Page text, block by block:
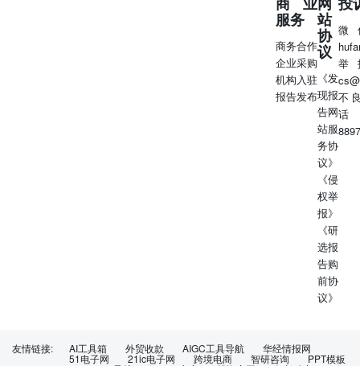
做出修改，投资者应当自行关注相应的更新或修改。 本报告
资及服务可能不适合个别客户，不构成客户私人咨询建议。
下，本报告中的信息或所表述的意见均不构成对任何人的投
任何情况下，本公司、本公司员工或者关联机构不承诺投资
利，不与投资者分享投资收益，也不对任何人因使用本报告
容所引致的任何损失负任何责任。投资者务必注意，其据此
投资决策与本公司、本公司员工或者关联机构无关。 本公司
离墙控制内部一个或多个领域、部门或关联机构之间的信息
此，投资者应注意，在法律许可的情况下，本公司及其所属
能会持有报告中提到的公司所发行的证券或期权并进行证券
易，也可能为这些公司提供或者争取提供投资银行、财务顾
产品等相关服务。在法律许可的情况下，本公司的员工可能
所提到的公司的董事。 市场有风险，投资需谨慎。投资者不
作为作出投资决策的唯一参考因素，亦不应认为本报告可以
判断。在决定投资前，如有需要，投资者务必向专业人士咨
策。 本报告版权仅为本公司所有，未经书面许可，任何机构
以任何形式翻版、复制、发表或引用。如征得本公司同意进
发的，需在允许的范围内使用，并注明出处为“国泰海通证券
行为负责。通过此途径获得本报告的投资者应自行联系该机
服务
商务合作
企业采购
机构入驻
报告发布
站
协
议
《发
现报
告网
站服
务协
议》
《侵
权举
报》
《研
选报
告购
前协
议》
微
举
不
友情链接: AI工具箱 外贸收款 AIGC工具导航 华经情报网
51电子网 21ic电子网 跨境电商 智研咨询 PPT模板